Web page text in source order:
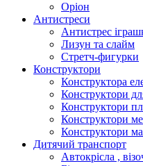
Оріон
Антистреси
Антистрес
Лизун та слайм
Стретч-фигурки
Конструктори
Конструктора
Конструктори
Конструктори
Конструктори
Конструктори
Дитячий транспорт
Автокрісла ,